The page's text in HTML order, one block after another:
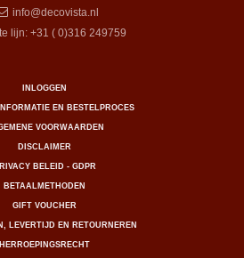
info@decovista.nl
lijn: +31 ( 0)316 249759
INLOGGEN
EN BESTELPROCES
VOORWAARDEN
DISCLAIMER
BELEID - GDPR
BETAALMETHODEN
GIFT VOUCHER
LEVERTIJD EN RETOURNEREN
HERROEPINGSRECHT